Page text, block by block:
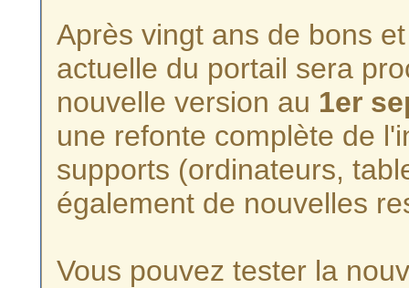
Après vingt ans de bons
actuelle du portail sera
nouvelle version au 1er
une refonte complète de
supports (ordinateurs,
également de nouvelles
Vous pouvez tester la